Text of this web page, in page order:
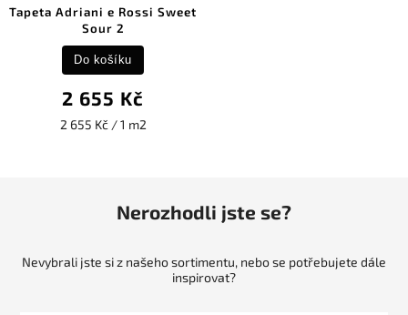
Tapeta Adriani e Rossi Sweet
Sour 2
2 655 Kč
2 655 Kč / 1 m2
Do košíku
Nerozhodli jste se?
Nevybrali jste si z našeho sortimentu, nebo se potřebujete dále
inspirovat?